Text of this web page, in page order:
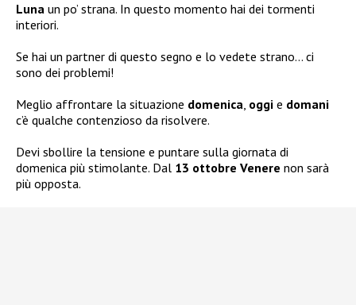
Luna un po’ strana. In questo momento hai dei tormenti
interiori.
Se hai un partner di questo segno e lo vedete strano… ci
sono dei problemi!
Meglio affrontare la situazione domenica, oggi e domani
c’è qualche contenzioso da risolvere.
Devi sbollire la tensione e puntare sulla giornata di
domenica più stimolante. Dal 13 ottobre Venere non sarà
più opposta.